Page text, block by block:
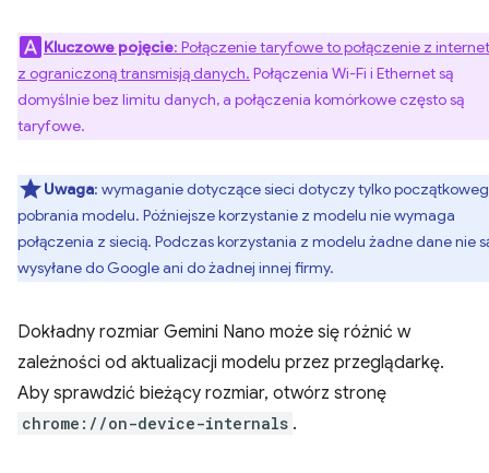
Kluczowe pojęcie: Połączenie taryfowe to połączenie z
z ograniczoną transmisją danych. Połączenia Wi-Fi i Ethernet są
domyślnie bez limitu danych, a połączenia komórkowe często są
taryfowe.
Uwaga: wymaganie dotyczące sieci dotyczy tylko
pobrania modelu. Późniejsze korzystanie z modelu nie wymaga
połączenia z siecią. Podczas korzystania z modelu żadne dane nie
wysyłane do Google ani do żadnej innej firmy.
Dokładny rozmiar Gemini Nano może się różnić w
zależności od aktualizacji modelu przez przeglądarkę.
Aby sprawdzić bieżący rozmiar, otwórz stronę
chrome://on-device-internals .